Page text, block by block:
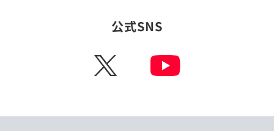
公式SNS
X